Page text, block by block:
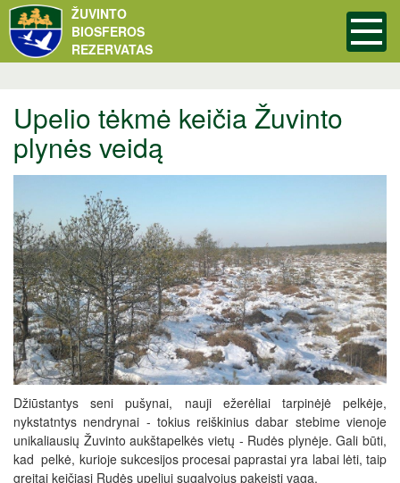
ŽUVINTO
BIOSFEROS
REZERVATAS
Upelio tėkmė keičia Žuvinto
plynės veidą
Džiūstantys seni pušynai, nauji ežerėliai tarpinėjė pelkėje,
nykstatntys nendrynai - tokius reiškinius dabar stebime vienoje
unikaliausių Žuvinto aukštapelkės vietų - Rudės plynėje. Gali būti,
kad pelkė, kurioje sukcesijos procesai paprastai yra labai lėti, taip
greitai keičiasi Rudės upeliui sugalvojus pakeisti vagą.